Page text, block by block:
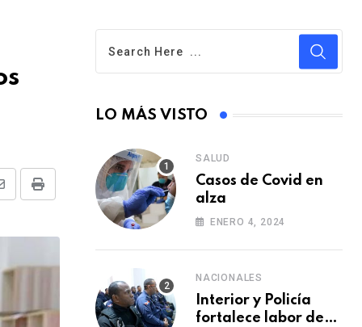
P
i
n
LO MÁS VISTO
SALUD
Casos de Covid en
alza
ENERO 4, 2024
NACIONALES
Interior y Policía
fortalece labor de